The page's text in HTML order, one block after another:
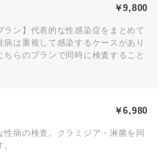
￥9,800
ラン】代表的な性感染症をまとめて
は重複して感染するケースがあり
らのプランで同時に検査すること
￥6,980
性病の検査。クラミジア・淋菌を同